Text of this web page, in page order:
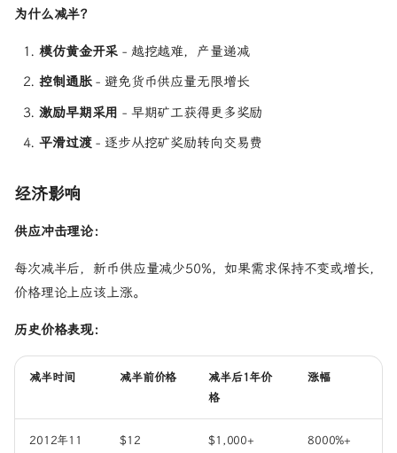
为什么减半？
模仿黄金开采 - 越挖越难，产量递减
控制通胀- 避免货币供应量无限增长
激励早期采用 - 早期矿工获得更多奖励
平滑过渡- 逐步从挖矿奖励转向交易费
经济影响
供应冲击理论：
每次减半后，新币供应量减少50%，如果需求保持不变或增长，
价格理论上应该上涨。
历史价格表现：
减半时间 减半前价格
减半后1年价
格
涨幅
2012年11
$12 $1,000+ 8000%+